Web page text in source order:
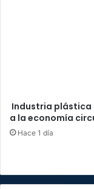
Industria plástica
a la economía
Hace 1 día